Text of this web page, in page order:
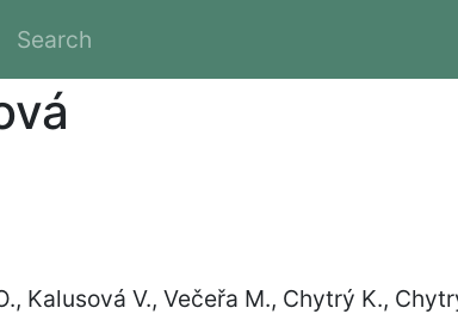
Search
Kalusová V., Večeřa M., Chytrý K.,